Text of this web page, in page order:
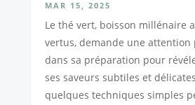
MAR 15, 2025
Le thé vert, boisson millénaire
vertus, demande une attention
dans sa préparation pour
ses saveurs subtiles et
quelques techniques simples